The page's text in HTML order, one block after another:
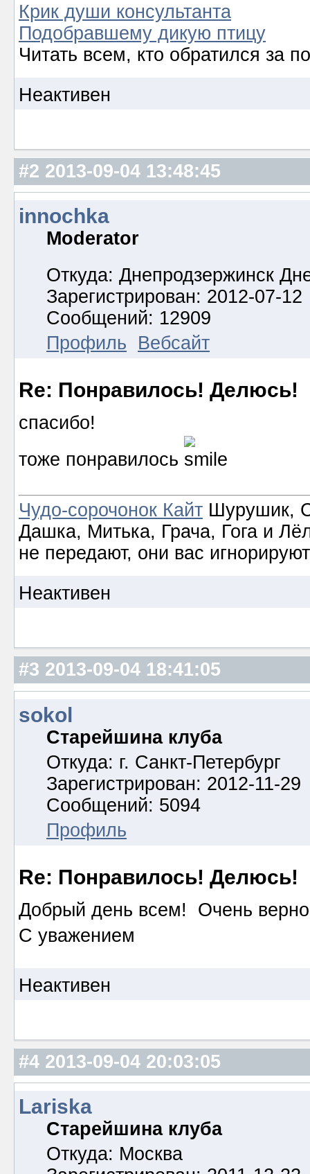
Крик души консультанта
Подобравшему дикую птицу
Читать всем, кто обратился за
Неактивен
#2 2013-09-04 13:48:45
innochka
Moderator
Откуда: Днепродзержинск
Зарегистрирован: 2012-07-12
Сообщений: 12909
Профиль
Вебсайт
Re: Понравилось! Делюсь!
спасибо!
тоже понравилось
Чудо-сорочонок Кайт Шурушик,
Дашка, Митька, Грача, Гога и
не передают, они вас игнорируют
Неактивен
#3 2013-09-04 18:41:05
sokol
Старейшина клуба
Откуда: г. Санкт-Петербург
Зарегистрирован: 2012-11-29
Сообщений: 5094
Профиль
Re: Понравилось! Делюсь!
Добрый день всем! Очень
С уважением
Неактивен
#4 2013-09-04 20:03:05
Lariska
Старейшина клуба
Откуда: Москва